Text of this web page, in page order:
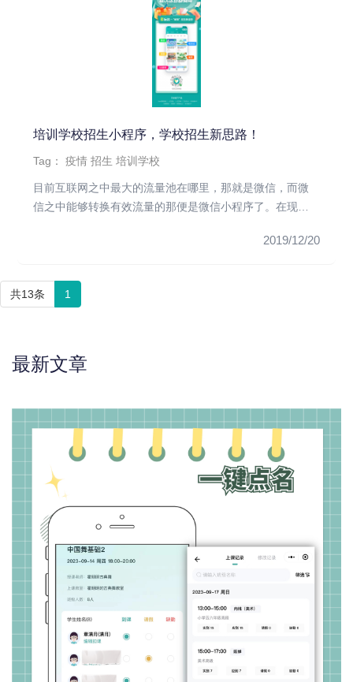
培训学校招生小程序，学校招生新思路！
Tag：疫情 招生 培训学校
目前互联网之中最大的流量池在哪里，那就是微信，而微
信之中能够转换有效流量的那便是微信小程序了。在现在
2019/12/20
共13条 1
最新文章